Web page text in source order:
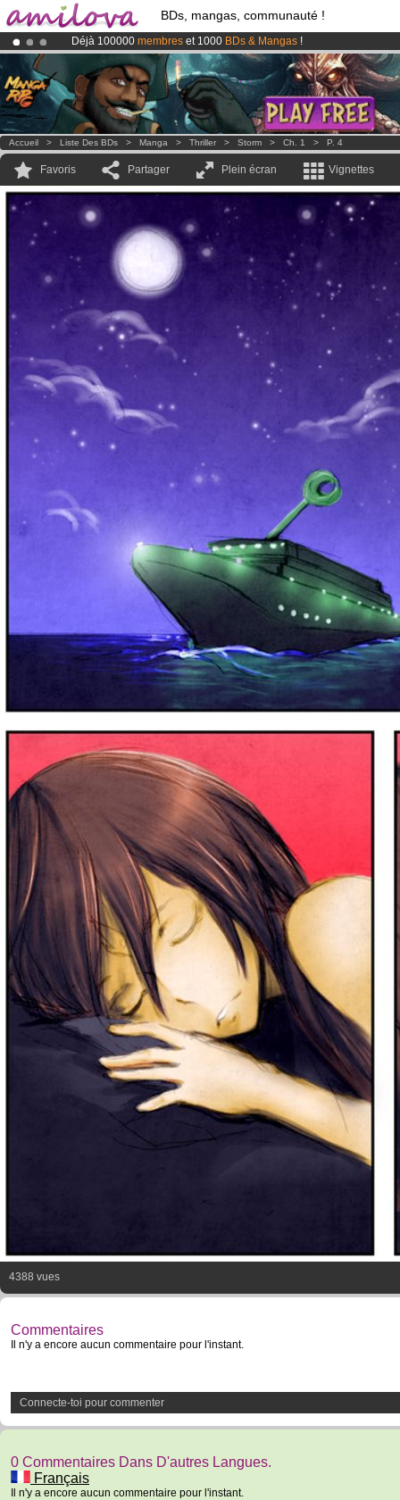
BDs, mangas, communauté !
Déjà 100000 membres et 1000 BDs & Mangas !
LeKickstarter Amilova est désormais lancé!.
Abonnement premium: à partir de
3.95 eurospar mois !Clique ici
Accueil > Liste Des BDs > Manga > Thriller > Storm > Ch. 1 > P. 4
Favoris Partager Plein écran Vignettes
4388 vues
Commentaires
Il n'y a encore aucun commentaire pour l'instant.
Connecte-toi pour commenter
0 Commentaires Dans D'autres Langues.
Français
Il n'y a encore aucun commentaire pour l'instant.